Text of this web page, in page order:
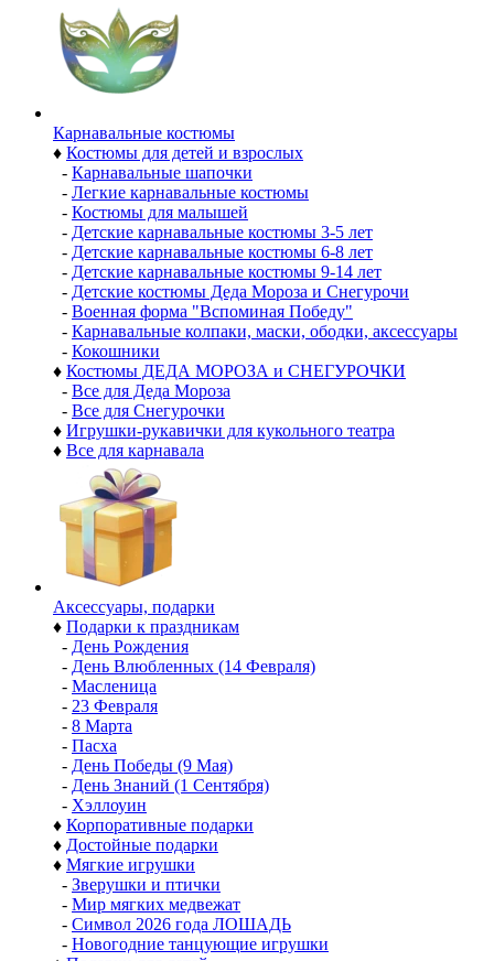
Карнавальные костюмы
♦ Костюмы для детей и взрослых
- Карнавальные шапочки
- Легкие карнавальные костюмы
- Костюмы для малышей
- Детские карнавальные костюмы 3-5 лет
- Детские карнавальные костюмы 6-8 лет
- Детские карнавальные костюмы 9-14 лет
- Детские костюмы Деда Мороза и Снегурочи
- Военная форма "Вспоминая Победу"
- Карнавальные колпаки, маски, ободки, аксессуары
- Кокошники
♦ Костюмы ДЕДА МОРОЗА и СНЕГУРОЧКИ
- Все для Деда Мороза
- Все для Снегурочки
♦ Игрушки-рукавички для кукольного театра
♦ Все для карнавала
Аксессуары, подарки
♦ Подарки к праздникам
- День Рождения
- День Влюбленных (14 Февраля)
- Масленица
- 23 Февраля
- 8 Марта
- Пасха
- День Победы (9 Мая)
- День Знаний (1 Сентября)
- Хэллоуин
♦ Корпоративные подарки
♦ Достойные подарки
♦ Мягкие игрушки
- Зверушки и птички
- Мир мягких медвежат
- Символ 2026 года ЛОШАДЬ
- Новогодние танцующие игрушки